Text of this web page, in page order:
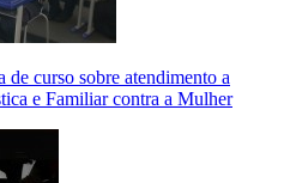
curso sobre atendimento a
e Familiar contra a Mulher